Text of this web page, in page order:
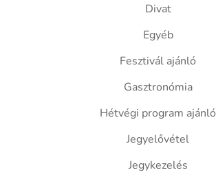
Divat
Egyéb
Fesztivál ajánló
Gasztronómia
Hétvégi program ajánló
Jegyelővétel
Jegykezelés